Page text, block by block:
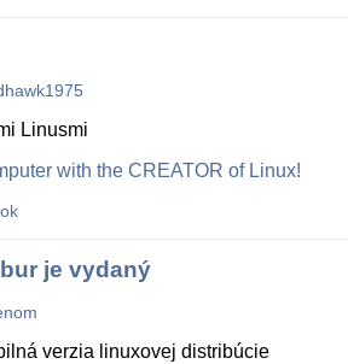
Linusmi
with the CREATOR of Linux!
je vydaný
verzia linuxovej distribúcie